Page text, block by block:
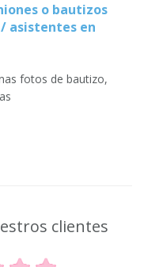
o bautizos
asistentes en
fotos de bautizo,
clientes